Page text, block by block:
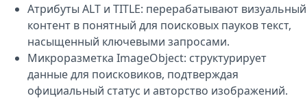
Атрибуты ALT и TITLE: перерабатывают визуальный
контент в понятный для поисковых пауков текст,
насыщенный ключевыми запросами.
Микроразметка ImageObject: структурирует
данные для поисковиков, подтверждая
официальный статус и авторство изображений.